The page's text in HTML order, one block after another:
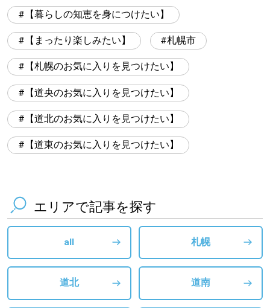
【暮らしの知恵を身につけたい】
【まったり楽しみたい】 札幌市
【札幌のお気に入りを見つけたい】
【道央のお気に入りを見つけたい】
【道北のお気に入りを見つけたい】
【道東のお気に入りを見つけたい】
エリアで記事を探す
all 札幌
道北 道南